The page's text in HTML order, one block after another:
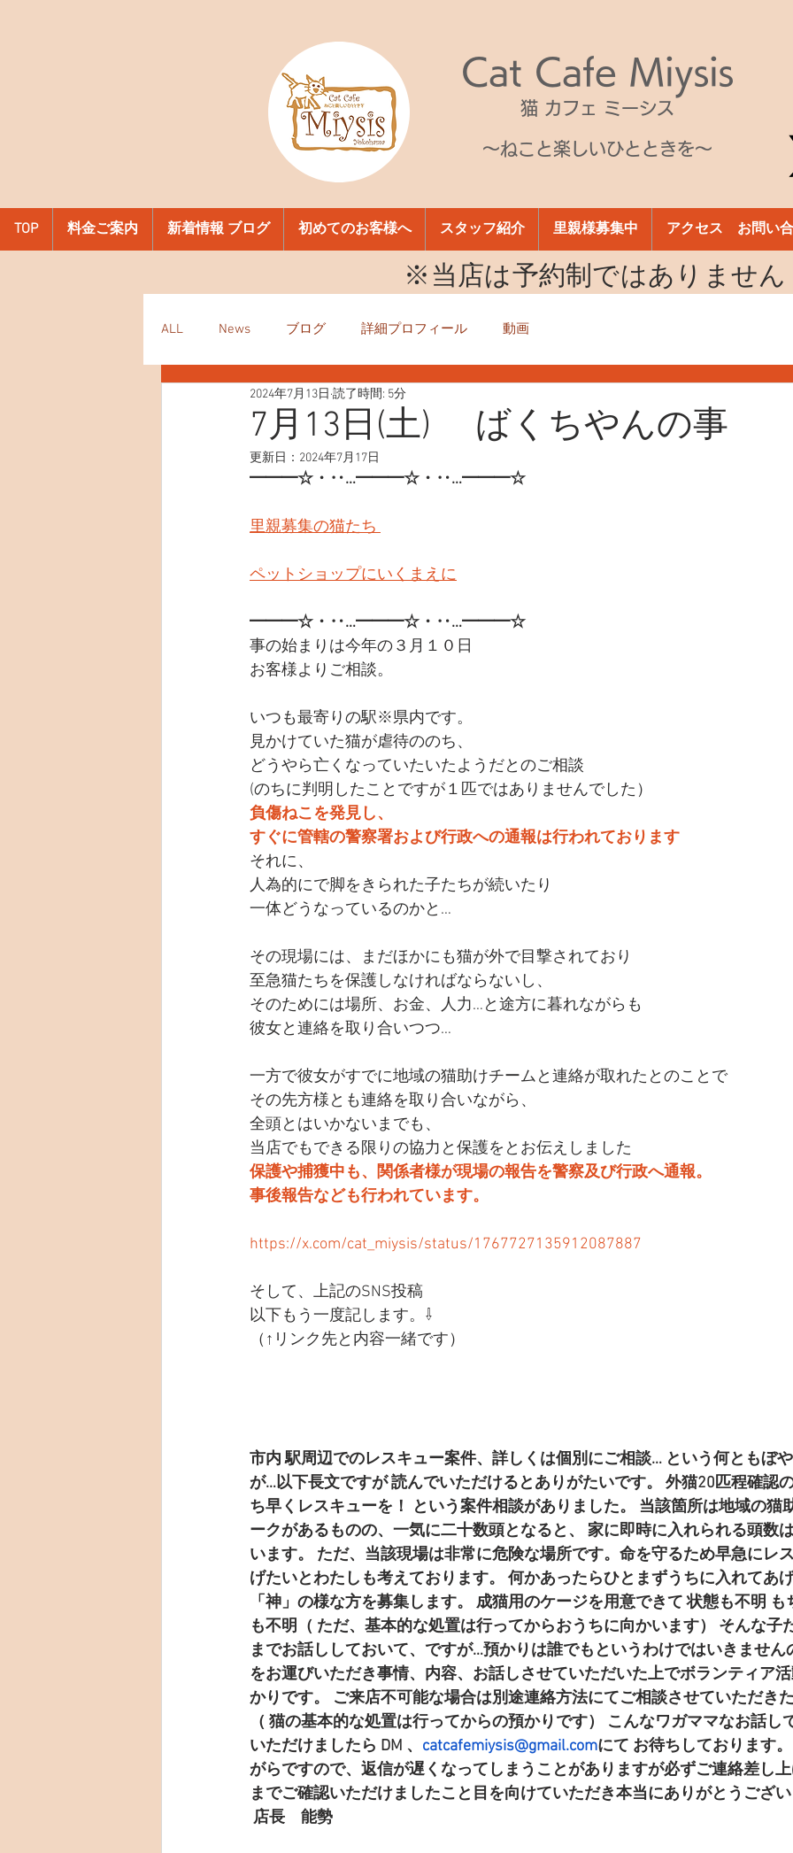
Cat Cafe Miysis
猫 カフェ ミーシス
～ねこと楽しいひとときを～
TOP 料金ご案内 新着情報 ブログ 初めてのお客様へ スタッフ紹介 里親様募集中 アクセス お問い
​※当店は予約制ではありません
ALL News ブログ 詳細プロフィール 動画
7月13日(土) ばくちやんの事
2024年7月13日 読了時間: 5分
更新日： 2024年7月17日
━━━☆・‥…━━━☆・‥…━━━☆
里親募集の猫たち
ペットショップにいくまえに
━━━☆・‥…━━━☆・‥…━━━☆
事の始まりは今年の３月１０日
お客様よりご相談。
いつも最寄りの駅※県内です。
見かけていた猫が虐待ののち、
どうやら亡くなっていたいたようだとのご相談
(のちに判明したことですが１匹ではありませんでした）
負傷ねこを発見し、
すぐに管轄の警察署および行政への通報は行われております
それに、
人為的にで脚をきられた子たちが続いたり
一体どうなっているのかと…
その現場には、まだほかにも猫が外で目撃されており
至急猫たちを保護しなければならないし、
そのためには場所、お金、人力…と途方に暮れながらも
彼女と連絡を取り合いつつ…
一方で彼女がすでに地域の猫助けチームと連絡が取れたとのことで
その先方様とも連絡を取り合いながら、
全頭とはいかないまでも、
当店でもできる限りの協力と保護をとお伝えしました
保護や捕獲中も、関係者様が現場の報告を警察及び行政へ通報。
事後報告なども行われています。
https://x.com/cat_miysis/status/1767727135912087887
そして、上記のSNS投稿
以下もう一度記します。⇩
（↑リンク先と内容一緒です）
市内 駅周辺でのレスキュー案件、詳しくは個別にご相談… という何ともぼ
が…以下長文ですが 読んでいただけるとありがたいです。 外猫20匹程確認
ち早くレスキューを！ という案件相談がありました。 当該箇所は地域の猫
ークがあるものの、一気に二十数頭となると、 家に即時に入れられる頭数
います。 ただ、当該現場は非常に危険な場所です。命を守るため早急にレ
げたいとわたしも考えております。 何かあったらひとまずうちに入れてあ
「神」の様な方を募集します。 成猫用のケージを用意できて 状態も不明
も不明（ ただ、基本的な処置は行ってからおうちに向かいます） そんな子
までお話ししておいて、ですが…預かりは誰でもというわけではいきません
をお運びいただき事情、内容、お話しさせていただいた上でボランティア
かりです。 ご来店不可能な場合は別途連絡方法にてご相談させていただき
（ 猫の基本的な処置は行ってからの預かりです） こんなワガママなお話し
いただけましたら DM 、 catcafemiysis@gmail.comにて お待ちしております
がらですので、返信が遅くなってしまうことがありますが必ずご連絡差し
までご確認いただけましたこと目を向けていただき本当にありがとうござ
店長　能勢